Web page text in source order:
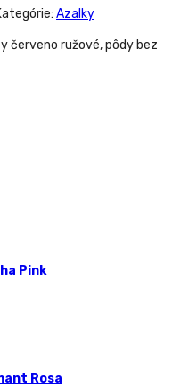
Azalky
červeno ružové, pôdy bez
Pink
Rosa